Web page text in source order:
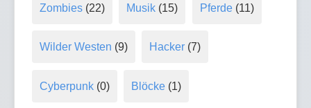
Zombies(22) Musik (15) Pferde(11)
Wilder Westen (9) Hacker (7)
Cyberpunk(0) Blöcke (1)